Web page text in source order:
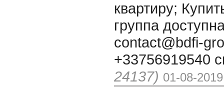
квартиру;
группа
contact@bdfi-
+33756919540
24137) 01-08-2019